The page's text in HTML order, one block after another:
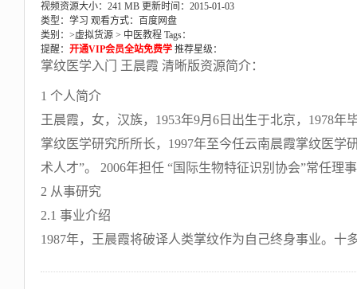
视频资源大小：241 MB 更新时间：2015-01-03
类型：学习 观看方式：百度网盘
类别：>虚拟货源 > 中医教程 Tags：
提醒： 开通VIP会员全站免费学 推荐星级：
掌纹医学入门 王晨霞 清晰版资源简介：
1 个人简介
王晨霞，女，汉族，1953年9月6日出生于北京，1978
掌纹医学研究所所长，1997年至今任云南晨霞掌纹医学
术人才”。 2006年担任 “国际生物特征识别协会”常任理
2 从事研究
2.1 事业介绍
1987年，王晨霞将破译人类掌纹作为自己终身事业。十